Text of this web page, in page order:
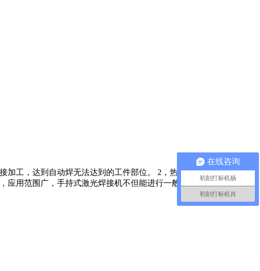
加工，达到自动焊无法达到的工件部位。 2，热影响区小，焊接工件
用范围广，手持式激光焊接机不但能进行一般激光焊接作业，还能
在线咨询
初刻打标机杨
初刻打标机肖